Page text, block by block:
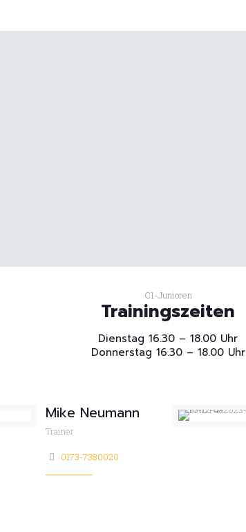
C1-Junioren
Trainingszeiten
Dienstag 16.30 – 18.00 Uhr
Donnerstag 16.30 – 18.00 Uhr
Mike Neumann
Trainer
0173-7380020